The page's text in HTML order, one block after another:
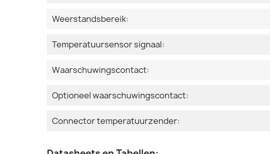
Weerstandsbereik:
Temperatuursensor signaal:
Waarschuwingscontact:
Optioneel waarschuwingscontact:
Connector temperatuurzender: